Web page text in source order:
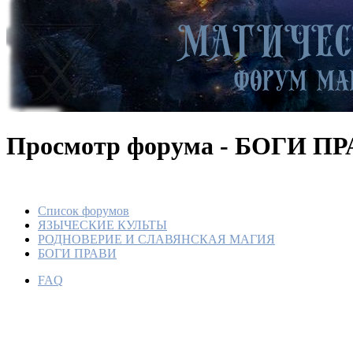
Просмотр форума - БОГИ
Список форумов
ЯЗЫЧЕСКИЕ КУЛЬТЫ
РОДНОВЕРИЕ И СЛАВЯНСКАЯ МАГИЯ
БОГИ ПРАВИ
FAQ